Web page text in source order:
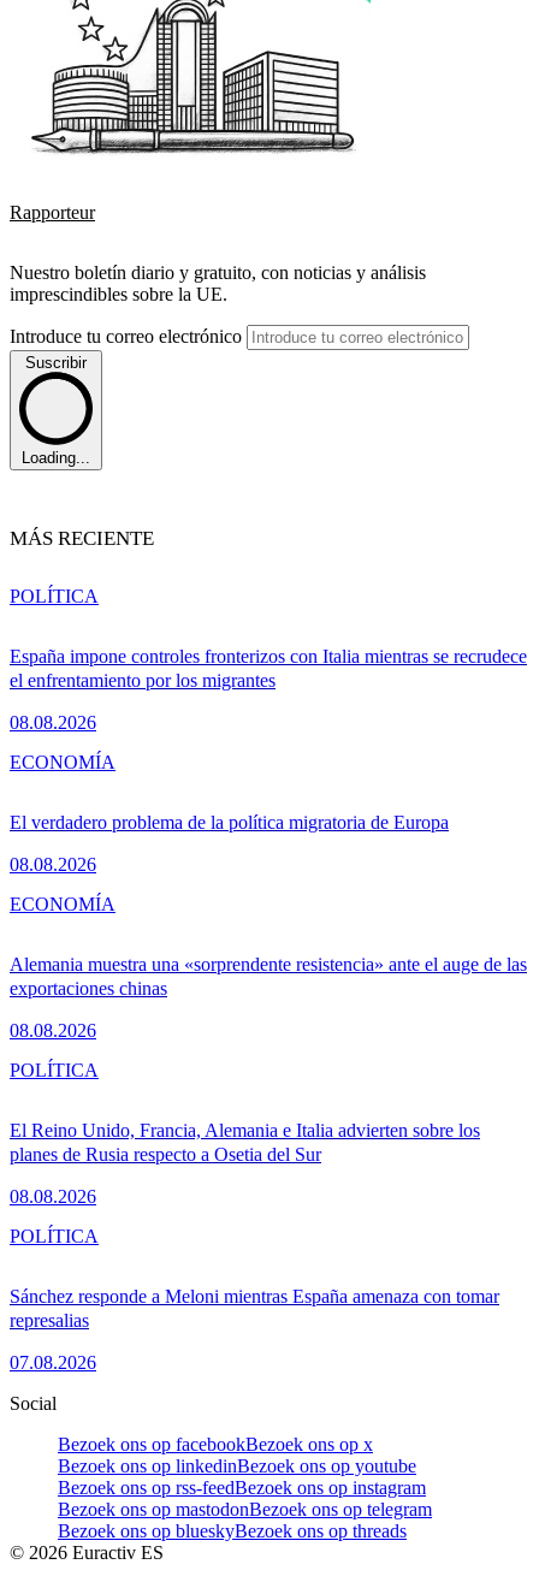
Rapporteur
Nuestro boletín diario y gratuito, con noticias y análisis
imprescindibles sobre la UE.
Introduce tu correo electrónico
Suscribir
Loading...
MÁS RECIENTE
España impone controles fronterizos con Italia mientras se recrudece
el enfrentamiento por los migrantes
08.08.2026
POLÍTICA
El verdadero problema de la política migratoria de Europa
08.08.2026
ECONOMÍA
Alemania muestra una «sorprendente resistencia» ante el auge de las
exportaciones chinas
08.08.2026
ECONOMÍA
El Reino Unido, Francia, Alemania e Italia advierten sobre los
planes de Rusia respecto a Osetia del Sur
08.08.2026
POLÍTICA
Sánchez responde a Meloni mientras España amenaza con tomar
represalias
07.08.2026
POLÍTICA
Social
Bezoek ons op facebookBezoek ons op x
Bezoek ons op linkedinBezoek ons op youtube
Bezoek ons op rss-feedBezoek ons op instagram
Bezoek ons op mastodonBezoek ons op telegram
Bezoek ons op blueskyBezoek ons op threads
© 2026 Euractiv ES